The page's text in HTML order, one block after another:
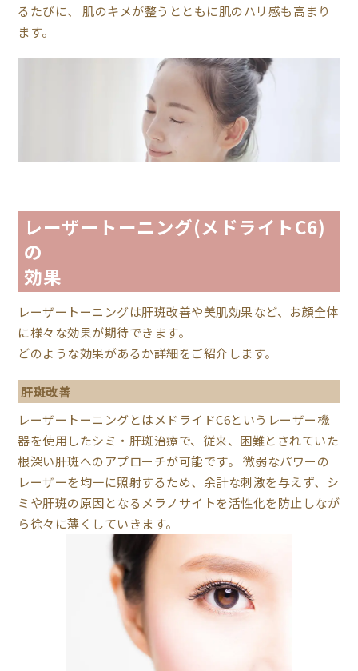
るたびに、 肌のキメが整うとともに肌のハリ感も高まり
ます。
レーザートーニング(メドライトC6)
の
効果
レーザートーニングは肝斑改善や美肌効果など、お顔全体
に様々な効果が期待できます。
どのような効果があるか詳細をご紹介します。
肝斑改善
レーザートーニングとはメドライドC6というレーザー機
器を使用したシミ・肝斑治療で、従来、困難とされていた
根深い肝斑へのアプローチが可能です。 微弱なパワーの
レーザーを均一に照射するため、余計な刺激を与えず、シ
ミや肝斑の原因となるメラノサイトを活性化を防止しなが
ら徐々に薄くしていきます。